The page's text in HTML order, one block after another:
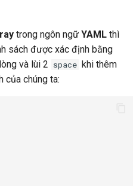
trong ngôn ngữ YAML thì
sách được xác định bằng
và lùi 2 space khi thêm
của chúng ta: